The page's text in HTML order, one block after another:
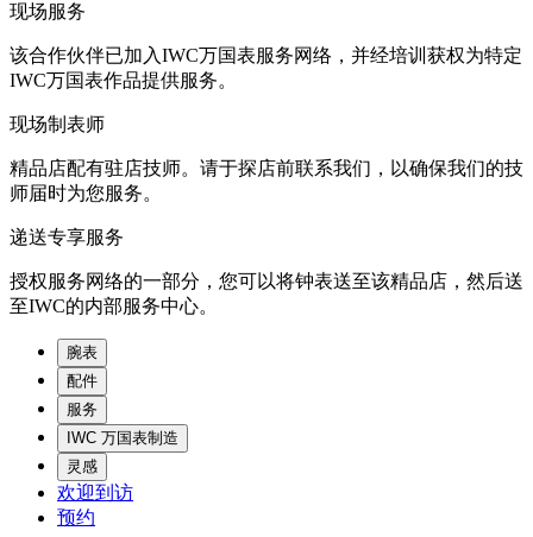
现场服务
该合作伙伴已加入IWC万国表服务网络，并经培训获权为特定
IWC万国表作品提供服务。
现场制表师
精品店配有驻店技师。请于探店前联系我们，以确保我们的技
师届时为您服务。
递送专享服务
授权服务网络的一部分，您可以将钟表送至该精品店，然后送
至IWC的内部服务中心。
腕表
配件
服务
IWC 万国表制造
灵感
欢迎到访
预约